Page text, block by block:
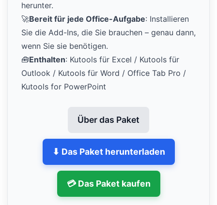
herunter.
🚀Bereit für jede Office-Aufgabe: Installieren
Sie die Add-Ins, die Sie brauchen – genau dann,
wenn Sie sie benötigen.
🧰Enthalten: Kutools für Excel / Kutools für
Outlook / Kutools für Word / Office Tab Pro /
Kutools for PowerPoint
Über das Paket
⬇ Das Paket herunterladen
💳 Das Paket kaufen